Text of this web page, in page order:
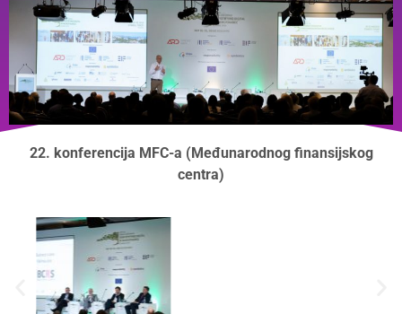
22. konferencija MFC-a (Međunarodnog finansijskog
centra)